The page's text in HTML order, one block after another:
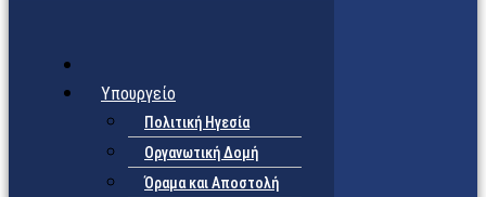
Υπουργείο
Πολιτική Ηγεσία
Οργανωτική Δομή
Όραμα και Αποστολή